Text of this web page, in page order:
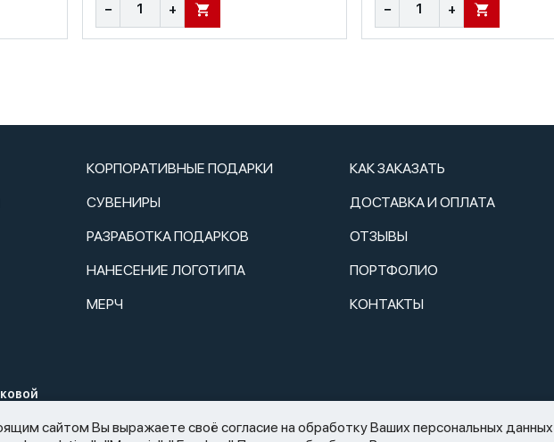
− + В КОРЗИНУ − + В КОРЗИНУ
КОРПОРАТИВНЫЕ ПОДАРКИ
СУВЕНИРЫ
РАЗРАБОТКА ПОДАРКОВ
НАНЕСЕНИЕ ЛОГОТИПА
МЕРЧ
КАК ЗАКАЗАТЬ
ДОСТАВКА И ОПЛАТА
ОТЗЫВЫ
ПОРТФОЛИО
КОНТАКТЫ
Федеральный закон от 22.11.1995 N 171-ФЗ «О государственном регулировании
потребления (распития) алкогольной продукции»: мы не осуществляем
сайтом Вы выражаете своё согласие на обработку Ваших персональных